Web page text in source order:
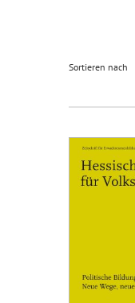
Sortieren nach